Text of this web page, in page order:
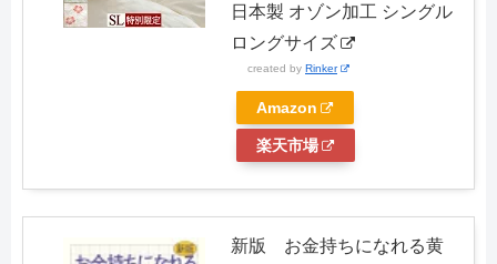
日本製 オゾン加工 シングル
ロングサイズ
created by Rinker
Amazon
楽天市場
新版 お金持ちになれる黄